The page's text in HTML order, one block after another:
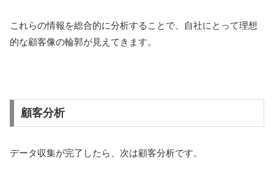
これらの情報を総合的に分析することで、自社にとって理想
的な顧客像の輪郭が見えてきます。
顧客分析
データ収集が完了したら、次は顧客分析です。